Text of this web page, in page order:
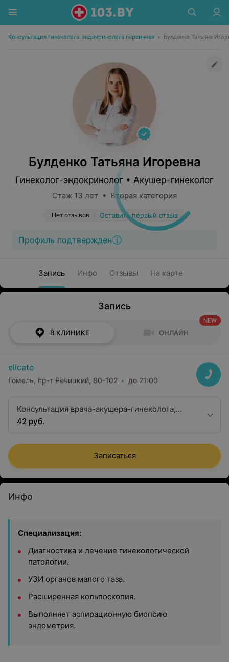
Консультация гинеколога-эндокринолога первичная • Булденко Татьяна
Булденко Татьяна Игоревна
Гинеколог-эндокринолог • Акушер-гинеколог
Стаж 13 лет • Вторая категория
Нет отзывов Оставить первый отзыв
Профиль подтвержден
Запись Инфо Отзывы На карте
Запись
В КЛИНИКЕ ОНЛАЙН
NEW
elicato
Гомель, пр-т Речицкий, 80-102 до 21:00
Консультация врача-акушера-гинеколога,
врача-онколога-хирурга (гинеколога) второй
использования одноразовых материалов
42 руб.
Записаться
Инфо
Специализация:
Диагностика и лечение гинекологической
патологии.
УЗИ органов малого таза.
Расширенная кольпоскопия.
Выполняет аспирационную биопсию
эндометрия.